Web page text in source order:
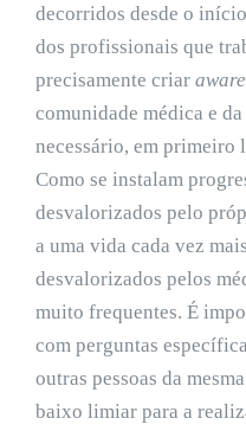
decorridos desde o
dos profissionais que
precisamente criar
comunidade médica e
necessário, em primeiro
Como se instalam
desvalorizados pelo
a uma vida cada vez
desvalorizados pelos
muito frequentes. É
com perguntas
outras pessoas da
baixo limiar para a